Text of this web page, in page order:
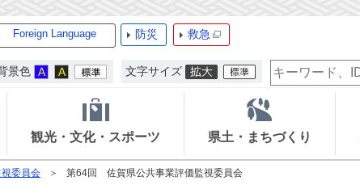
Foreign Language 防災 救急
景色 文字サイズ
検
索
ー
ー
ド
観光・文化・スポーツ 県土・まちづくり
視委員会
第64回 佐賀県公共事業評価監視委員会